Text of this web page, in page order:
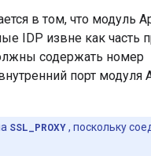
в том, что модуль
IDP извне как часть
содержать номер
порт модуля
SSL_PROXY, поскольку